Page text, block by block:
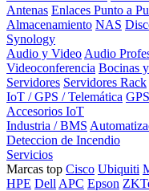
Antenas Enlaces Punto a
Almacenamiento NAS
Synology
Audio y Video Audio
Videoconferencia Bocinas
Servidores Servidores Rack
IoT / GPS / Telemática
Accesorios IoT
Industria / BMS
Deteccion de Incendio
Servicios
Marcas top Cisco Ubiquiti
HPE Dell APC Epson